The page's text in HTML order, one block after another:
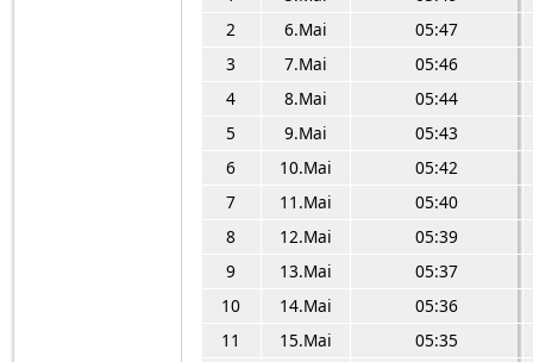
2
6.Mai
05:47
3
7.Mai
05:46
4
8.Mai
05:44
5
9.Mai
05:43
6
10.Mai
05:42
7
11.Mai
05:40
8
12.Mai
05:39
9
13.Mai
05:37
10
14.Mai
05:36
11
15.Mai
05:35